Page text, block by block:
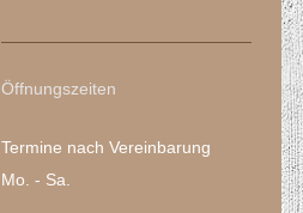
Öffnungszeiten
Termine nach Vereinbarung
Mo. - Sa.